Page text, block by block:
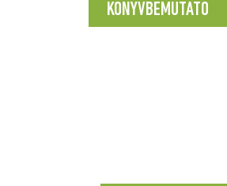
KÖNYVBEMUTATÓ